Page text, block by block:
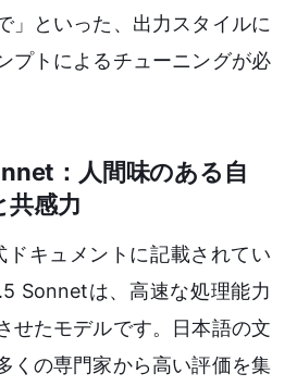
」といった、出力スタイルに
プトによるチューニングが必
：人間味のある自
共感力
キュメントに記載されてい
Sonnetは、高速な処理能力
せたモデルです。日本語の文
くの専門家から高い評価を集